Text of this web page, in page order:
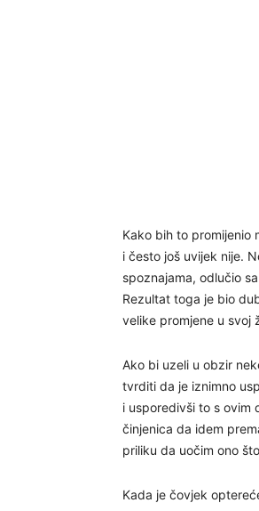
Kako bih to promijenio
i često još uvijek nije.
spoznajama, odlučio
Rezultat toga je bio
velike promjene u svoj
Ako bi uzeli u obzir
tvrditi da je iznimno
i usporedivši to s ovim
činjenica da idem
priliku da uočim ono
Kada je čovjek